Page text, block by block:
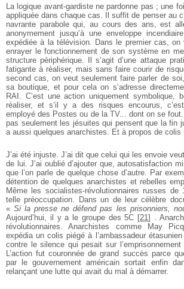
La logique avant­-gardiste ne pardonne pas ; une
appliquée dans chaque cas. Il suffit de penser au
navrante parabole qui, au cours des ans, est
anonymement jusqu’à une enveloppe
expédiée à la télévision. Dans le premier cas, on
enrayer le fonctionnement de son système en
structure périphérique. Il s’agit d’une attaque
fatigante à réaliser, mais sans faire courir de
second cas, on veut seulement faire parler de
sa boutique, et pour cela on s’adresse
RAI. C’est une action uniquement symbolique,
réaliser, et s’il y a des risques encourus,
employé des Postes ou de la TV... dont on se
pas seulement les jésuites qui pensent que la fin
a aussi quelques anarchistes. Et à propos de colis
J’ai été injuste. J’ai dit que celui qui les envoie
de lui. J’ai oublié d’ajouter que, autosatisfaction
que l’on parle de quelque chose d’autre. Par
détention de quelques anarchistes et rebelles
Même les socialistes-­révolutionnaires russes de
telle préoccupation. Dans un de leur célèbre
«Si la presse ne défend pas les prisonniers,
Aujourd’hui, il y a le groupe des 5C [21] .
révolutionnaires. Anarchistes comme May
expédia un colis piégé à l’ambassadeur
contre le silence qui pesait sur
L’action fut couronnée de grand succès parce
par le gouvernement américain sortait enfin
relançant une lutte qui avait du mal à démarrer.